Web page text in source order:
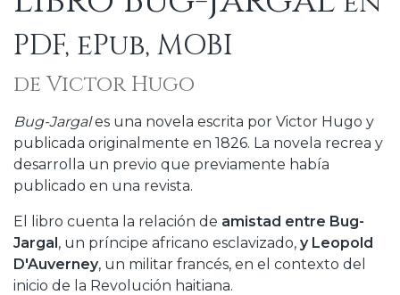
PDF, ePub, MOBI
de Victor Hugo
Bug-Jargales una novela escrita por Victor Hugo y
publicada originalmente en 1826. La novela recrea y
desarrolla un previo que previamente había
publicado en una revista.
El libro cuenta la relación de amistad entre Bug-
Jargal, un príncipe africano esclavizado, y Leopold
D'Auverney, un militar francés, en el contexto del
inicio de la Revolución haitiana.